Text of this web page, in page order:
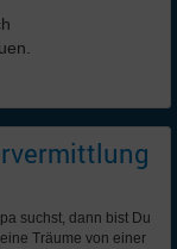
suchst, dann bist Du
Träume von einer